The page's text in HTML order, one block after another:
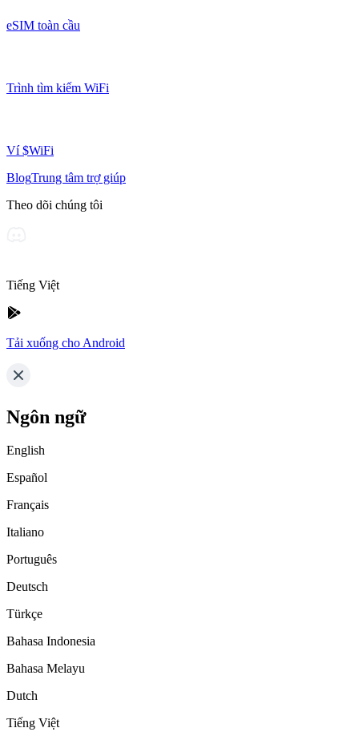
eSIM toàn cầu
Trình tìm kiếm WiFi
Ví $WiFi
BlogTrung tâm trợ giúp
Theo dõi chúng tôi
Tiếng Việt
Tải xuống cho Android
Ngôn ngữ
English
Español
Français
Italiano
Português
Deutsch
Türkçe
Bahasa Indonesia
Bahasa Melayu
Dutch
Tiếng Việt